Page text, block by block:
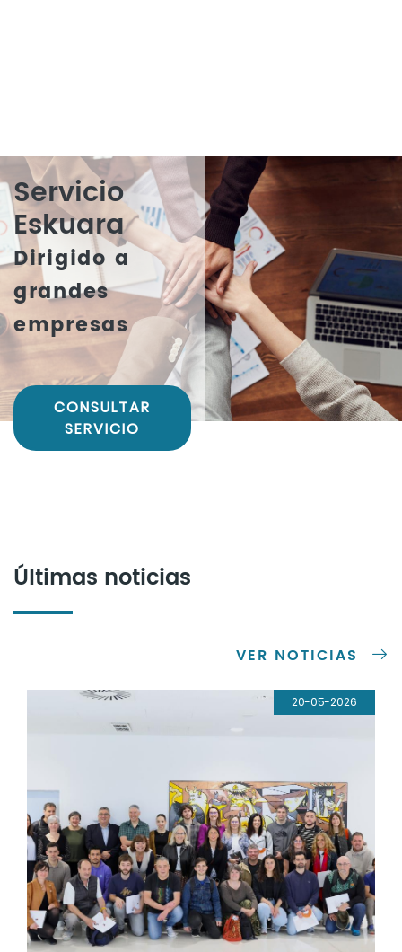
Servicio
Eskuara
Dirigido a
grandes
empresas
CONSULTAR
SERVICIO
Últimas noticias
VER NOTICIAS
20-05-2026